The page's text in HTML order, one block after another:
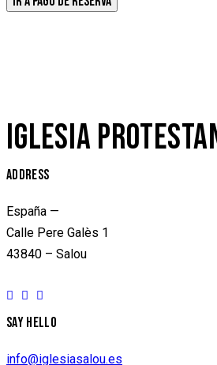
IGLESIA
ADDRESS
España —
Calle Pere Galès 1
43840 – Salou
SAY HELLO
info@iglesiasalou.es